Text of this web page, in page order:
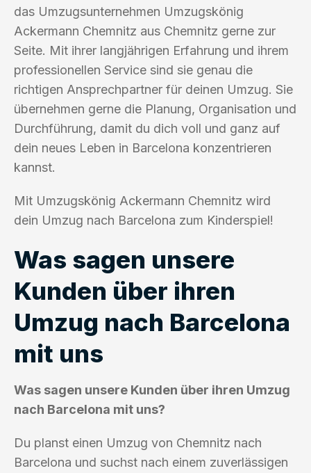
das Umzugsunternehmen Umzugskönig
Ackermann Chemnitz aus Chemnitz gerne zur
Seite. Mit ihrer langjährigen Erfahrung und ihrem
professionellen Service sind sie genau die
richtigen Ansprechpartner für deinen Umzug. Sie
übernehmen gerne die Planung, Organisation und
Durchführung, damit du dich voll und ganz auf
dein neues Leben in Barcelona konzentrieren
kannst.
Mit Umzugskönig Ackermann Chemnitz wird
dein Umzug nach Barcelona zum Kinderspiel!
Was sagen unsere
Kunden über ihren
Umzug nach Barcelona
mit uns
Was sagen unsere Kunden über ihren Umzug
nach Barcelona mit uns?
Du planst einen Umzug von Chemnitz nach
Barcelona und suchst nach einem zuverlässigen